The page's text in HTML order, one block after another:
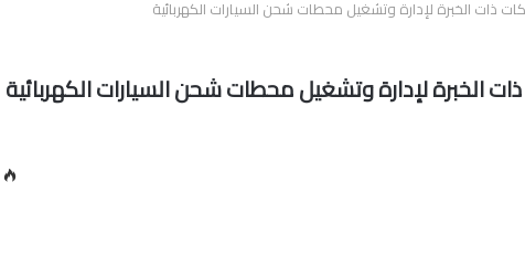
ذات الخبرة لإدارة وتشغيل محطات شحن السيارات الكهربائية
الخبرة لإدارة وتشغيل محطات شحن السيارات الكهربائية